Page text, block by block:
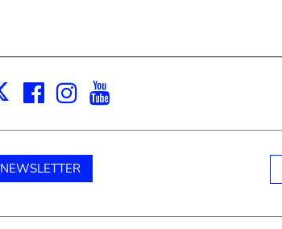
X Facebook
Instagram
NEWSLETTER